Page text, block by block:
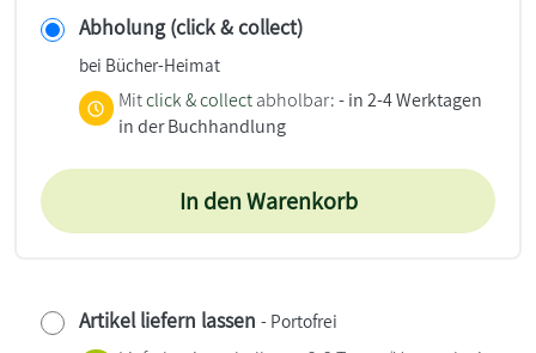
Abholung (click & collect)
bei Bücher-Heimat
Mitclick & collect abholbar:- in 2-4 Werktagen
in der Buchhandlung
In den Warenkorb
Artikel liefern lassen - Portofrei